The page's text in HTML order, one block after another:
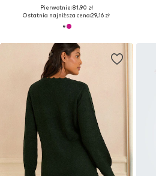
Pierwotnie: 81,90 zł
Ostatnia najniższa cena:29,16 zł